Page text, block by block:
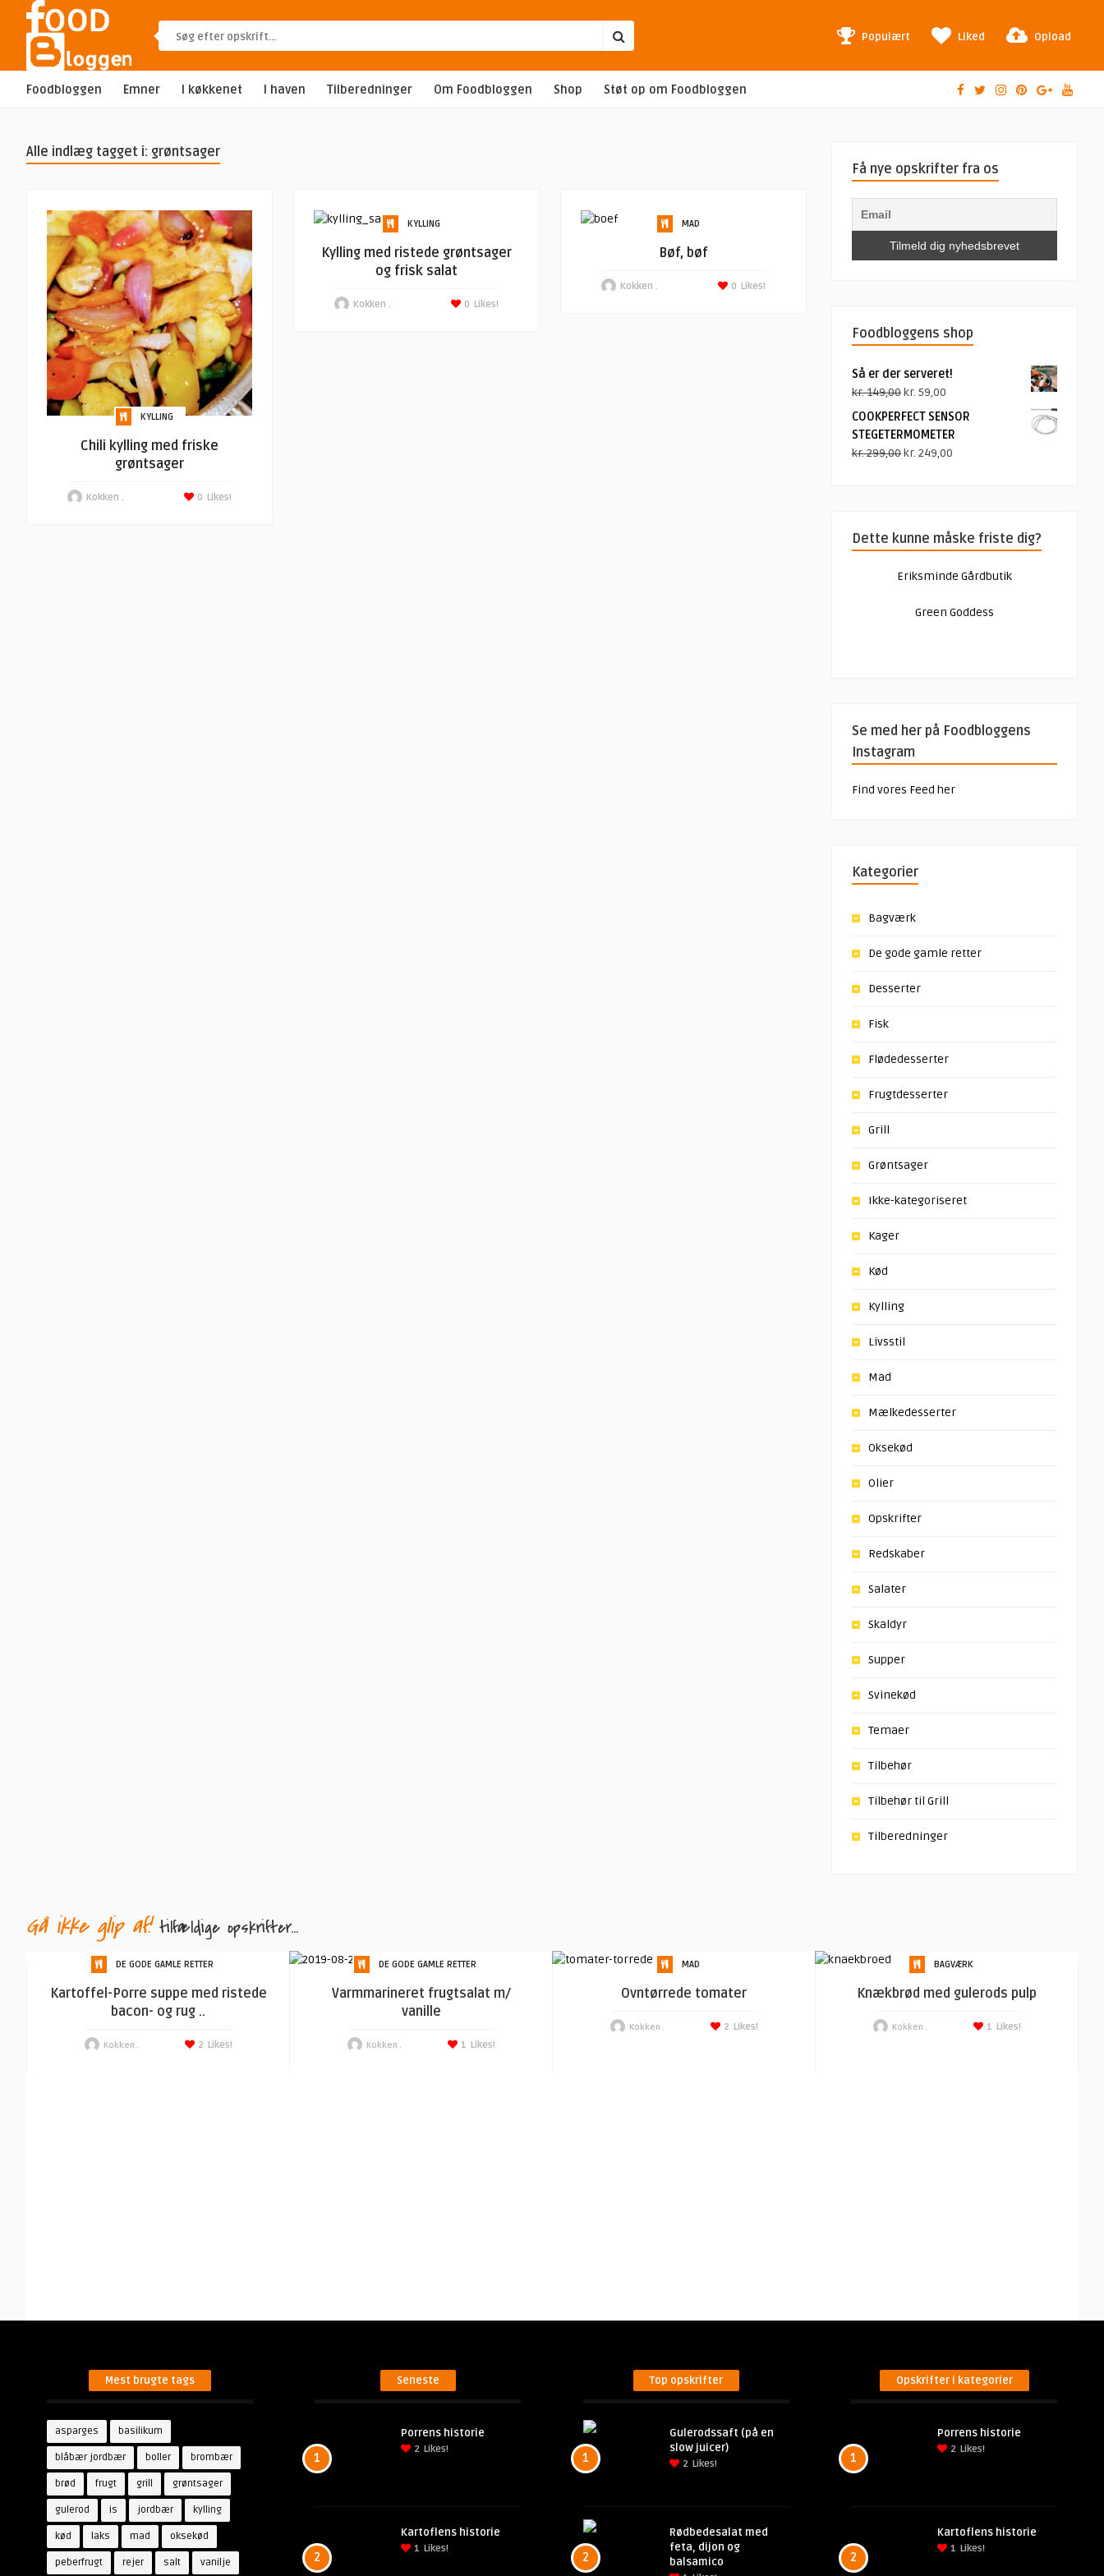
Populært Liked Opload
Foodbloggen Emner I køkkenet I haven Tilberedninger Om Foodbloggen Shop Støt op om Foodbloggen
Alle indlæg tagget i: grøntsager
KYLLING
Chili kylling med friske
grøntsager
Kokken . Likes!
0
KYLLING
Kylling med ristede grøntsager
og frisk salat
Kokken . Likes!
0
MAD
Bøf, bøf
Kokken . Likes!
0
Få nye opskrifter fra os
Foodbloggens shop
Så er der serveret!
kr.149,00Den
oprindelige
pris
var:
kr. 59,00
aktuelle
pris
COOKPERFECT SENSOR
STEGETERMOMETER
kr.299,00Den
kr. 249,00
Dette kunne måske friste dig?
Eriksminde Gårdbutik
Green Goddess
Se med her på Foodbloggens
Instagram
Find vores Feed her
Kategorier
Bagværk
De gode gamle retter
Desserter
Fisk
Flødedesserter
Frugtdesserter
Grill
Grøntsager
Ikke-kategoriseret
Kager
Kød
Kylling
Livsstil
Mad
Mælkedesserter
Oksekød
Olier
Opskrifter
Redskaber
Salater
Skaldyr
Supper
Svinekød
Temaer
Tilbehør
Tilbehør til Grill
Tilberedninger
Gå ikke glip af! tilfældige opskrifter...
DE GODE GAMLE RETTER
Kartoffel-Porre suppe med ristede
bacon- og rug ..
Kokken . Likes!
2
DE GODE GAMLE RETTER
Varmmarineret frugtsalat m/
vanille
Kokken . Likes!
1
MAD
Ovntørrede tomater
Kokken . Likes!
2
BAGVÆRK
Knækbrød med gulerods pulp
Kokken . Likes!
1
Mest brugte tags
asparges basilikum
blåbær jordbær boller brombær
brød frugt grill grøntsager
gulerod is jordbær kylling
kød laks mad oksekød
peberfrugt rejer salt vanilje
Seneste
1
Porrens historie
2 Likes!
2
Kartoflens historie
1 Likes!
Top opskrifter
1
Gulerodssaft (på en
slow juicer)
2 Likes!
2
Rødbedesalat med
feta, dijon og
balsamico
Opskrifter i kategorier
1
Porrens historie
2 Likes!
2
Kartoflens historie
1 Likes!